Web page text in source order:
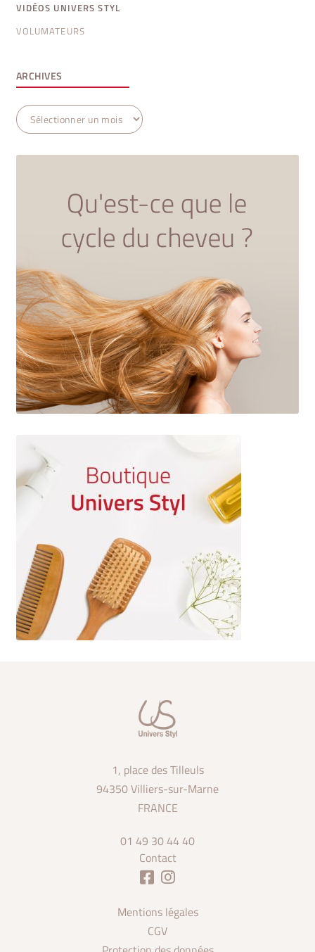
VIDÉOS UNIVERS STYL
VOLUMATEURS
ARCHIVES
Archives
1, place des Tilleuls
94350 Villiers-sur-Marne
FRANCE
01 49 30 44 40
Contact
Mentions légales
CGV